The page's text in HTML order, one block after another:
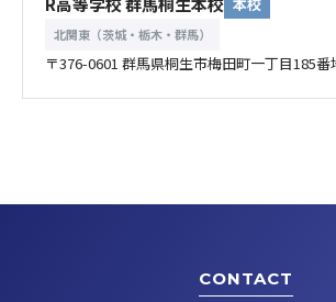
北関東（茨城・栃木・群馬）
〒376-0601 群馬県桐生市梅田町一丁目185番
CONTACT